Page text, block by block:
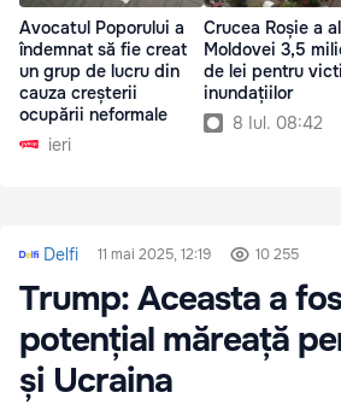
Avocatul Poporului a
îndemnat să fie creat
un grup de lucru din
cauza creșterii
ocupării neformale
ieri
Crucea Roșie a
Moldovei 3,5
de lei pentru
inundațiilor
8 Iul. 08:42
Delfi 11 mai 2025, 12:19 10 255
Trump: Aceasta a
potențial măreață
și Ucraina